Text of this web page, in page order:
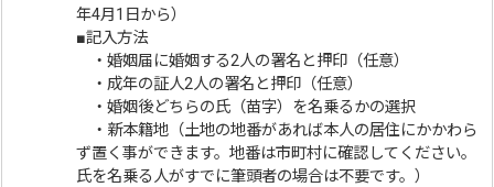
年4月1日から）
■記入方法
・婚姻届に婚姻する2人の署名と押印（任意）
・成年の証人2人の署名と押印（任意）
・婚姻後どちらの氏（苗字）を名乗るかの選択
・新本籍地（土地の地番があれば本人の居住にかかわら
ず置く事ができます。地番は市町村に確認してください。
氏を名乗る人がすでに筆頭者の場合は不要です。）